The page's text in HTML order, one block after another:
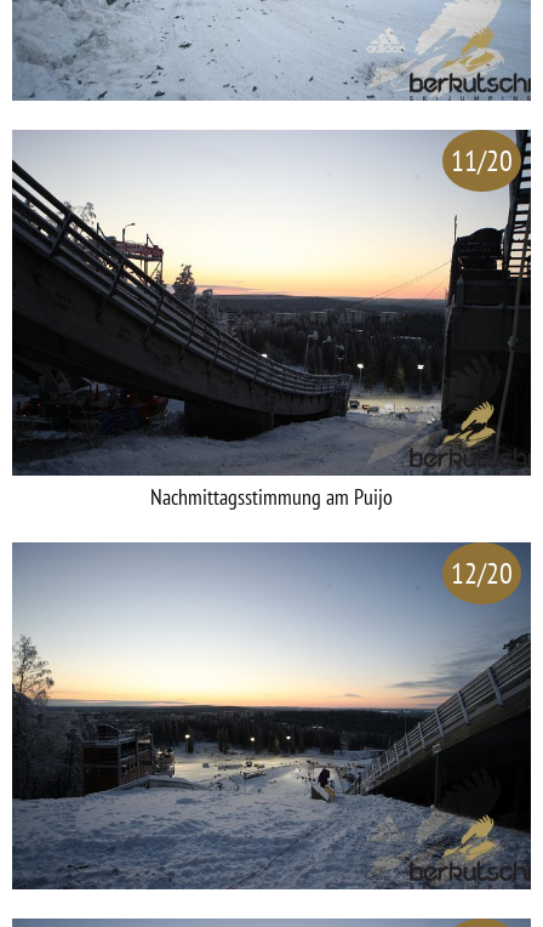
11/20
Nachmittagsstimmung am Puijo
12/20